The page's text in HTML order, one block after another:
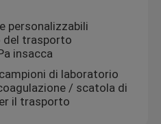
personalizzabili
del trasporto
insacca
di laboratorio
/ scatola di
il trasporto